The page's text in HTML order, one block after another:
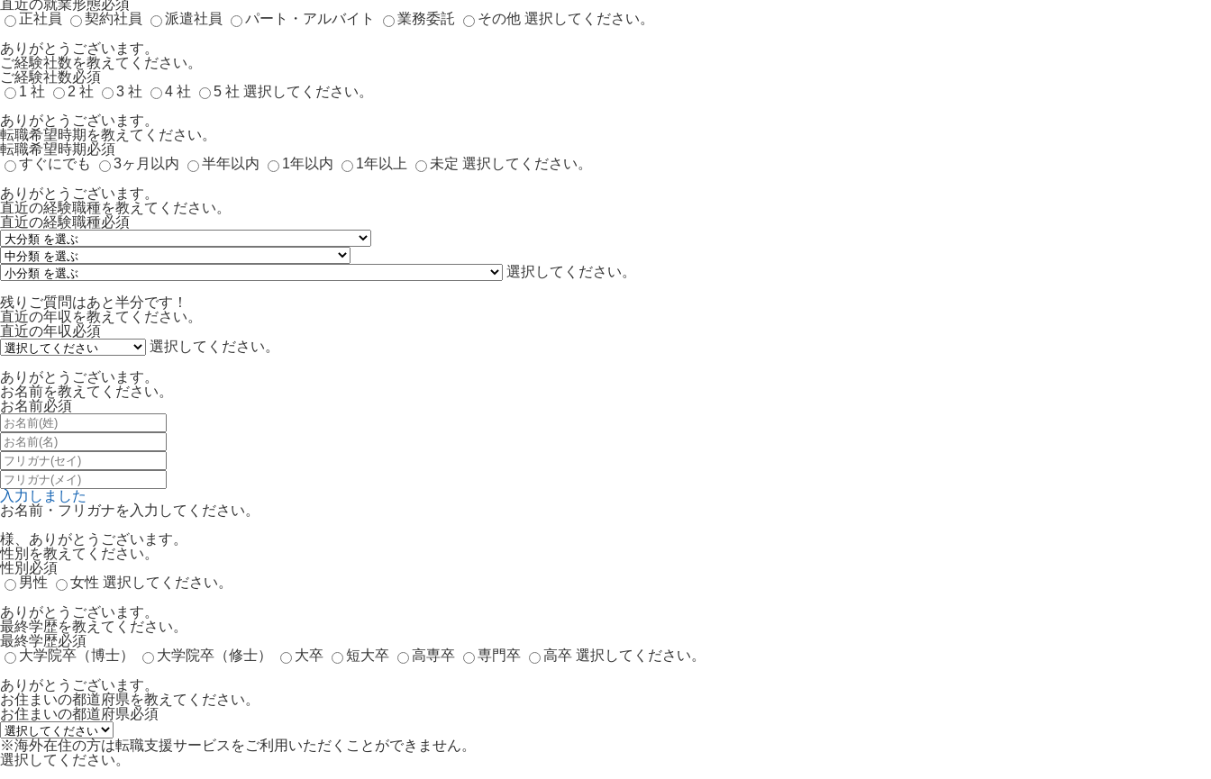
直近の就業形態必須
正社員
契約社員 派遣社員 パート・アルバイト 業務委託 その他 選択してください。
ありがとうございます。
ご経験社数を教えてください。
ご経験社数必須
1 社
2 社 3 社 4 社 5 社 選択してください。
ありがとうございます。
転職希望時期を教えてください。
転職希望時期必須
すぐにでも
3ヶ月以内 半年以内 1年以内 1年以上 未定 選択してください。
ありがとうございます。
直近の経験職種を教えてください。
直近の経験職種必須
選択してください。
残りご質問はあと半分です！
直近の年収を教えてください。
直近の年収必須
選択してください。
ありがとうございます。
お名前を教えてください。
お名前必須
入力しました
お名前・フリガナを入力してください。
様、ありがとうございます。
性別を教えてください。
性別 必須
男性
女性 選択してください。
ありがとうございます。
最終学歴を教えてください。
最終学歴必須
大学院卒（博士）
大学院卒（修士） 大卒 短大卒 高専卒 専門卒 高卒 選択してください。
ありがとうございます。
お住まいの都道府県を教えてください。
お住まいの都道府県必須
※海外在住の方は転職支援サービスをご利用いただくことができません。
選択してください。